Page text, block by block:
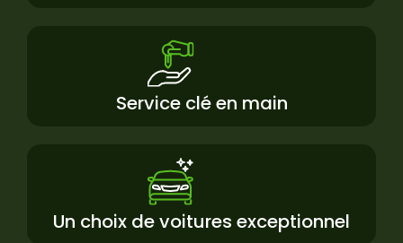
Service clé en main
Un choix de voitures exceptionnel